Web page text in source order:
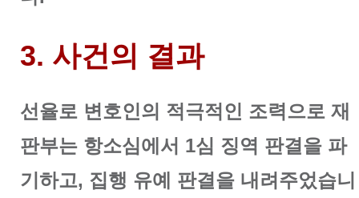
3. 사건의 결과
선율로 변호인의 적극적인 조력으로 재
판부는 항소심에서 1심 징역 판결을 파
기하고, 집행 유예 판결을 내려주었습니